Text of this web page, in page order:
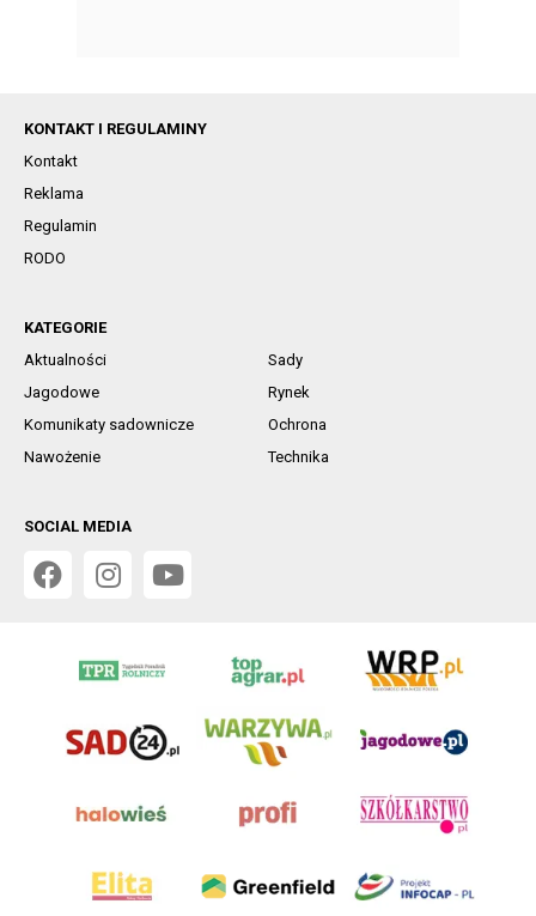
KONTAKT I REGULAMINY
Kontakt
Reklama
Regulamin
RODO
KATEGORIE
Aktualności
Sady
Jagodowe
Rynek
Komunikaty sadownicze
Ochrona
Nawożenie
Technika
SOCIAL MEDIA